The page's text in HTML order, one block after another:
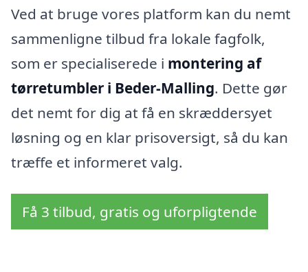
Ved at bruge vores platform kan du nemt
sammenligne tilbud fra lokale fagfolk,
som er specialiserede i montering af
tørretumbler i Beder-Malling. Dette gør
det nemt for dig at få en skræddersyet
løsning og en klar prisoversigt, så du kan
træffe et informeret valg.
Få 3 tilbud, gratis og uforpligtende